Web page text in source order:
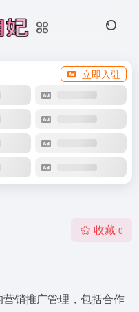
立即入驻
收藏 0
销推广管理，包括合作